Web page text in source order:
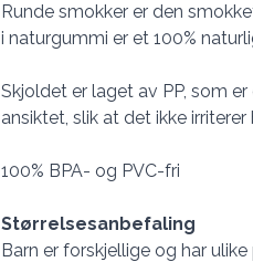
Runde smokker er den
i naturgummi er et 100%
Skjoldet er laget av PP, som
ansiktet, slik at det ikke irriterer
100% BPA- og PVC-fri
Størrelsesanbefaling
Barn er forskjellige og har